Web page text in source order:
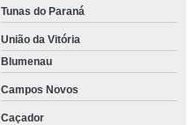
Tunas do Paraná
União da Vitória
Blumenau
Campos Novos
Caçador